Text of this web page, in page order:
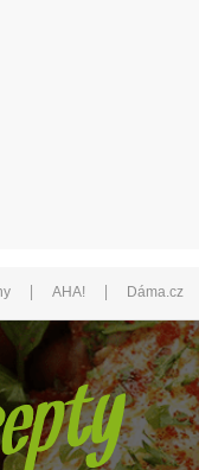
| AHA! | Dáma.cz